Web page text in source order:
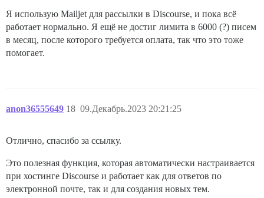
Я использую Mailjet для рассылки в Discourse, и пока всё
работает нормально. Я ещё не достиг лимита в 6000 (?) писем
в месяц, после которого требуется оплата, так что это тоже
помогает.
anon36555649 09.Декабрь.2023 20:21:25
18
Отлично, спасибо за ссылку.
Это полезная функция, которая автоматически настраивается
при хостинге Discourse и работает как для ответов по
электронной почте, так и для создания новых тем.